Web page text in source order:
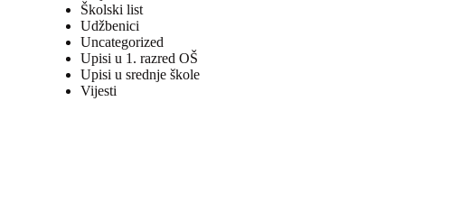
Školski list
Udžbenici
Uncategorized
Upisi u 1. razred OŠ
Upisi u srednje škole
Vijesti